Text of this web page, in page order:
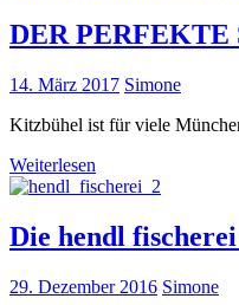
DER
14. März 2017 Simone
Kitzbühel ist für viele
Weiterlesen
Die hendl
29. Dezember 2016 Simone